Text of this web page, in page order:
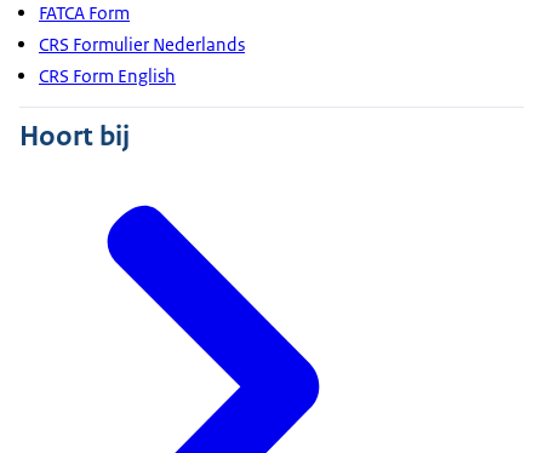
FATCA Form
CRS Formulier Nederlands
CRS Form English
Hoort bij